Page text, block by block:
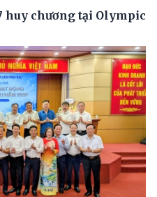
huy chương tại Olympic